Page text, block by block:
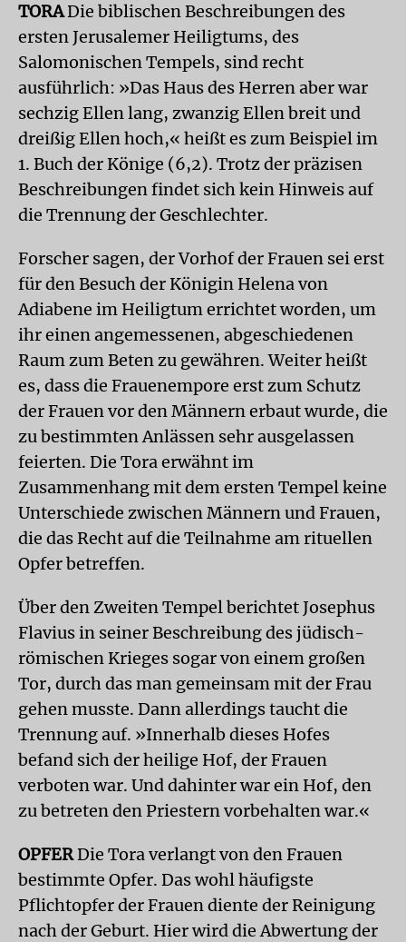
TORADie biblischen Beschreibungen des
ersten Jerusalemer Heiligtums, des
Salomonischen Tempels, sind recht
ausführlich: »Das Haus des Herren aber war
sechzig Ellen lang, zwanzig Ellen breit und
dreißig Ellen hoch,« heißt es zum Beispiel im
1. Buch der Könige (6,2). Trotz der präzisen
Beschreibungen findet sich kein Hinweis auf
die Trennung der Geschlechter.
Forscher sagen, der Vorhof der Frauen sei erst
für den Besuch der Königin Helena von
Adiabene im Heiligtum errichtet worden, um
ihr einen angemessenen, abgeschiedenen
Raum zum Beten zu gewähren. Weiter heißt
es, dass die Frauenempore erst zum Schutz
der Frauen vor den Männern erbaut wurde, die
zu bestimmten Anlässen sehr ausgelassen
feierten. Die Tora erwähnt im
Zusammenhang mit dem ersten Tempel keine
Unterschiede zwischen Männern und Frauen,
die das Recht auf die Teilnahme am rituellen
Opfer betreffen.
Über den Zweiten Tempel berichtet Josephus
Flavius in seiner Beschreibung des jüdisch-
römischen Krieges sogar von einem großen
Tor, durch das man gemeinsam mit der Frau
gehen musste. Dann allerdings taucht die
Trennung auf. »Innerhalb dieses Hofes
befand sich der heilige Hof, der Frauen
verboten war. Und dahinter war ein Hof, den
zu betreten den Priestern vorbehalten war.«
OPFERDie Tora verlangt von den Frauen
bestimmte Opfer. Das wohl häufigste
Pflichtopfer der Frauen diente der Reinigung
nach der Geburt. Hier wird die Abwertung der